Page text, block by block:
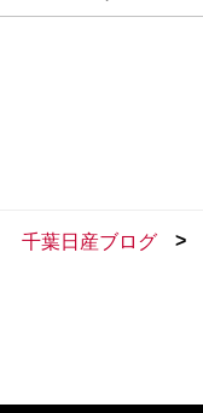
千葉日産ブログ >